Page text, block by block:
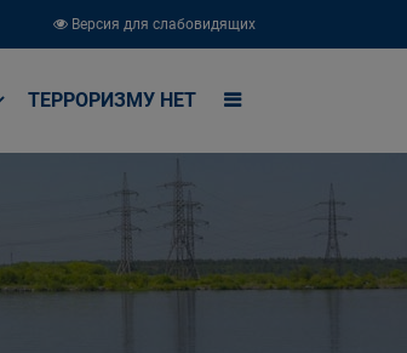
Версия для слабовидящих
ТЕРРОРИЗМУ НЕТ